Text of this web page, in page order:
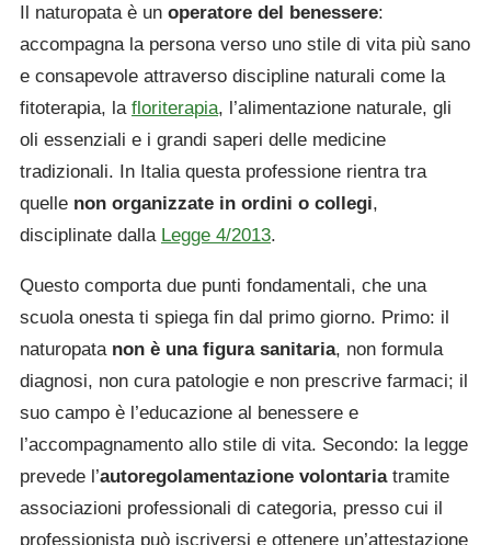
Il naturopata è un operatore del benessere:
accompagna la persona verso uno stile di vita più sano
e consapevole attraverso discipline naturali come la
fitoterapia, la floriterapia, l’alimentazione naturale, gli
oli essenziali e i grandi saperi delle medicine
tradizionali. In Italia questa professione rientra tra
quelle non organizzate in ordini o collegi,
disciplinate dalla Legge 4/2013.
Questo comporta due punti fondamentali, che una
scuola onesta ti spiega fin dal primo giorno. Primo: il
naturopata non è una figura sanitaria, non formula
diagnosi, non cura patologie e non prescrive farmaci; il
suo campo è l’educazione al benessere e
l’accompagnamento allo stile di vita. Secondo: la legge
prevede l’autoregolamentazione volontariatramite
associazioni professionali di categoria, presso cui il
professionista può iscriversi e ottenere un’attestazione